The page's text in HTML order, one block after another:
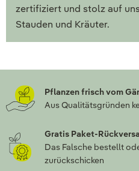
zertifiziert und stolz auf
Stauden und Kräuter.
Pflanzen frisch vom
Aus Qualitätsgründen
Gratis Paket-
Das Falsche bestellt
zurückschicken